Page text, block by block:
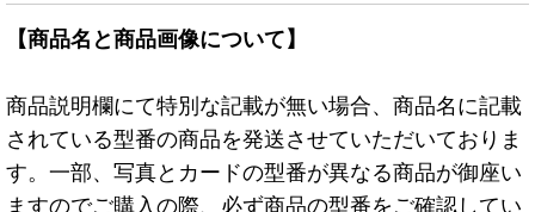
【商品名と商品画像について】
商品説明欄にて特別な記載が無い場合、商品名に記載
されている型番の商品を発送させていただいておりま
す。一部、写真とカードの型番が異なる商品が御座い
ますのでご購入の際、必ず商品の型番をご確認してい